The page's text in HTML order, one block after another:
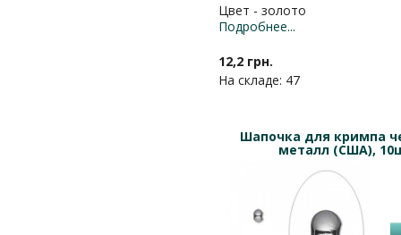
Цвет - золото
Подробнее...
12,2 грн.
На складе: 47
Шапочка для кримпа
металл (США),